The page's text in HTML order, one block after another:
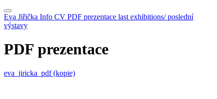
Eva Jiřička Info CV PDF prezentace last exhibitions/ poslední
výstavy
PDF prezentace
eva_jiricka_pdf (kopie)